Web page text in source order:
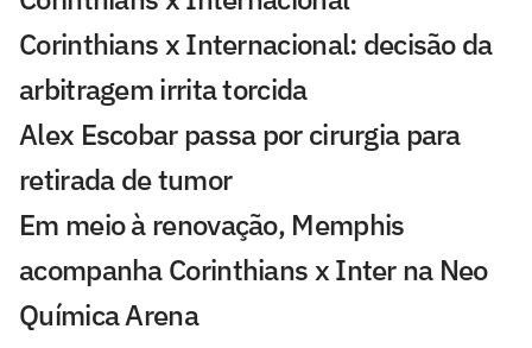
Corinthians x Internacional: decisão da
arbitragem irrita torcida
Alex Escobar passa por cirurgia para
retirada de tumor
Em meio à renovação, Memphis
acompanha Corinthians x Inter na Neo
Química Arena